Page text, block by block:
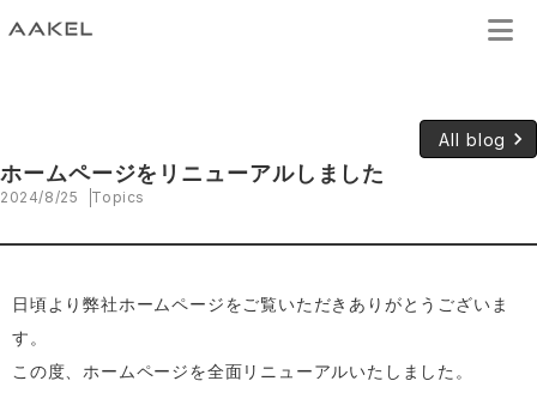
All blog keyboard_arrow_right
ホームページをリニューアルしました
2024/8/25 Topics
日頃より弊社ホームページをご覧いただきありがとうございま
す。
この度、ホームページを全面リニューアルいたしました。